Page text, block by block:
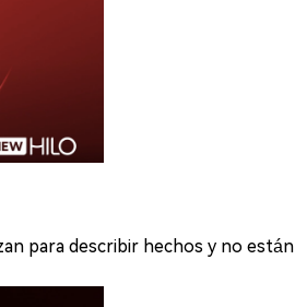
para describir hechos y no están